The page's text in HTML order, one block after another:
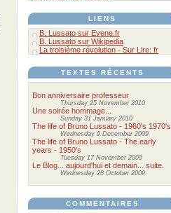
LIENS
B. Lussato sur Evene.fr
B. Lussato sur Wikipedia
La troisième révolution - Sur Lire: fr
TEXTES RÉCENTS
Bon anniversaire professeur
Thursday 25 November 2010
Une soirée hommage...
Sunday 31 January 2010
The life of Bruno Lussato - 1960's 1970's
Wednesday 9 December 2009
The life of Bruno Lussato - The early
years - 1950's
Tuesday 17 November 2009
Le Blog... aujourd'hui et demain... suite.
Wednesday 28 October 2009
COMMENTAIRES